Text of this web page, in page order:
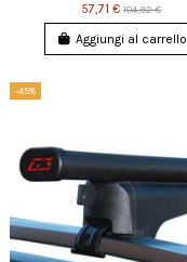
57,71 €104,92 €
Aggiungi al carrello
-45%